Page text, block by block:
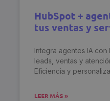
HubSpot +
tus ventas y
Integra agentes IA con
leads, ventas y
Eficiencia y
LEER MÁS »